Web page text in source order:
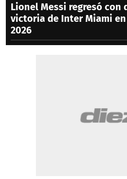
Lionel Messi regresó con
victoria de Inter Miami en
2026